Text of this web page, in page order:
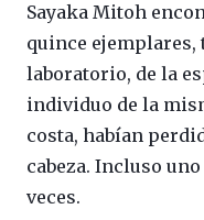
Sayaka Mitoh
quince ejemplares,
laboratorio, de la
individuo de la
costa, habían
cabeza. Incluso
veces.